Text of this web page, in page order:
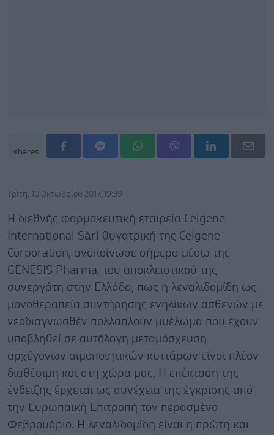
shares
Τρίτη, 10 Οκτωβρίου 2017, 19:39
Η διεθνής φαρμακευτική εταιρεία Celgene
International Sàrl θυγατρική της Celgene
Corporation, ανακοίνωσε σήμερα μέσω της
GENESIS Pharma, του αποκλειστικού της
συνεργάτη στην Ελλάδα, πως η λεναλιδομίδη ως
μονοθεραπεία συντήρησης ενηλίκων ασθενών με
νεοδιαγνωσθέν πολλαπλούν μυέλωμα που έχουν
υποβληθεί σε αυτόλογη μεταμόσχευση
αρχέγονων αιμοποιητικών κυττάρων είναι πλέον
διαθέσιμη και στη χώρα μας. Η επέκταση της
ένδειξης έρχεται ως συνέχεια της έγκρισης από
την Ευρωπαϊκή Επιτροπή τον περασμένο
Φεβρουάριο. Η λεναλιδομίδη είναι η πρώτη και